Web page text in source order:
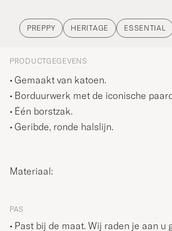
PREPPY HERITAGE ESSENTIAL
PRODUCTGEGEVENS
Gemaakt van katoen.
Borduurwerk met de iconische
Één borstzak.
Geribde, ronde halslijn.
Materiaal:
PAS
Past bij de maat. Wij raden je aan u